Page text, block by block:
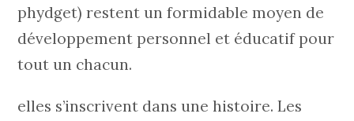
phydget) restent un formidable moyen de
développement personnel et éducatif pour
tout un chacun.
elles s’inscrivent dans une histoire. Les